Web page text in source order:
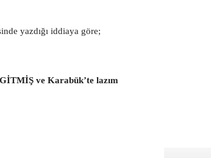
yazdığı iddiaya göre;
ve Karabük’te lazım